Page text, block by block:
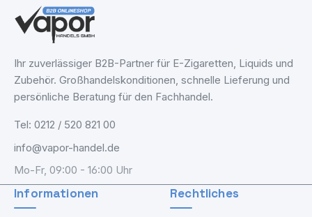
Ihr zuverlässiger B2B-Partner für E-Zigaretten, Liquids und
Zubehör. Großhandelskonditionen, schnelle Lieferung und
persönliche Beratung für den Fachhandel.
Tel: 0212 / 520 821 00
info@vapor-handel.de
Mo-Fr, 09:00 - 16:00 Uhr
Informationen Rechtliches